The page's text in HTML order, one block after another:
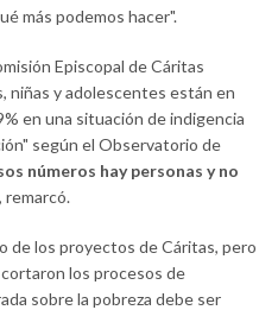
más podemos hacer".
Episcopal de Cáritas
niñas y adolescentes están en
en una situación de indigencia
según el Observatorio de
números hay personas y no
, remarcó.
de los proyectos de Cáritas, pero
los procesos de
sobre la pobreza debe ser